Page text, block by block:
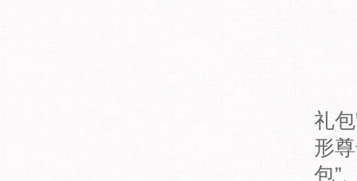
礼
形
包”